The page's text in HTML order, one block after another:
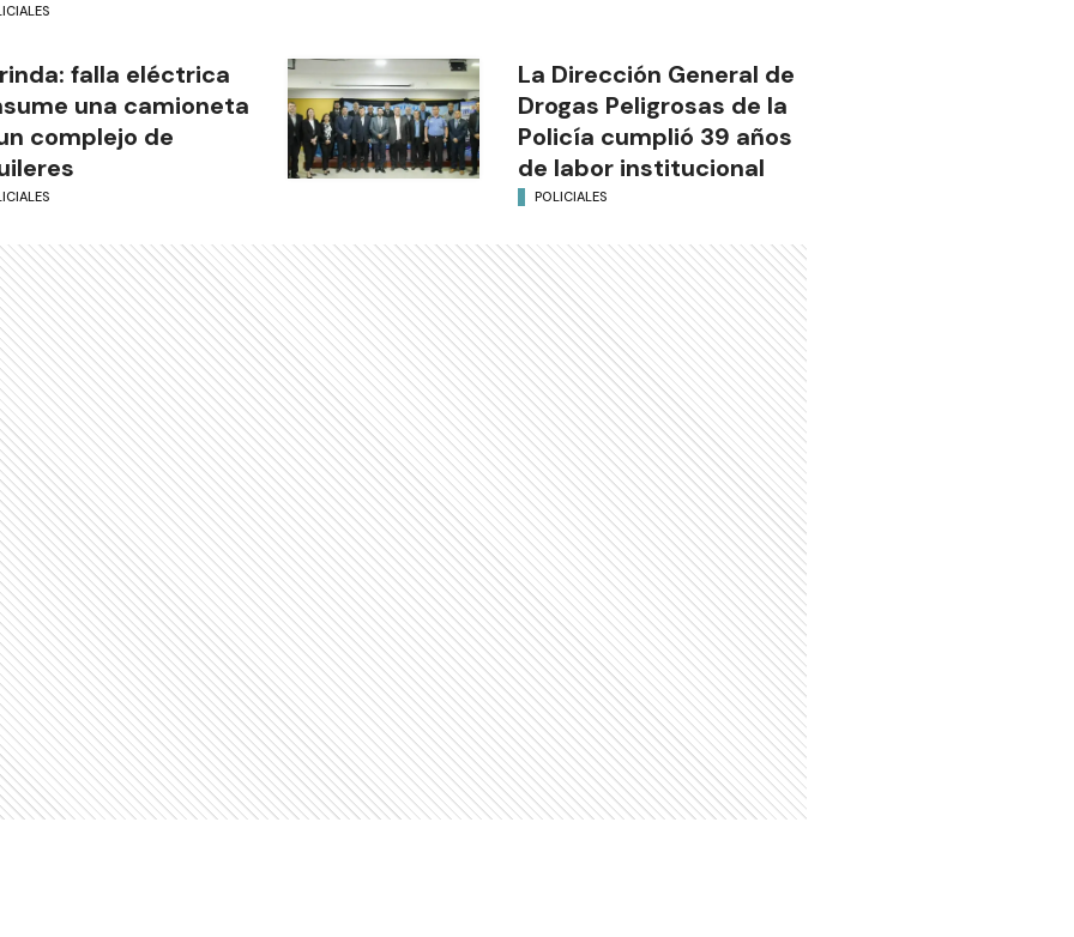
falla eléctrica
una camioneta
complejo de
La Dirección General de
Drogas Peligrosas de la
Policía cumplió 39 años
de labor institucional
POLICIALES